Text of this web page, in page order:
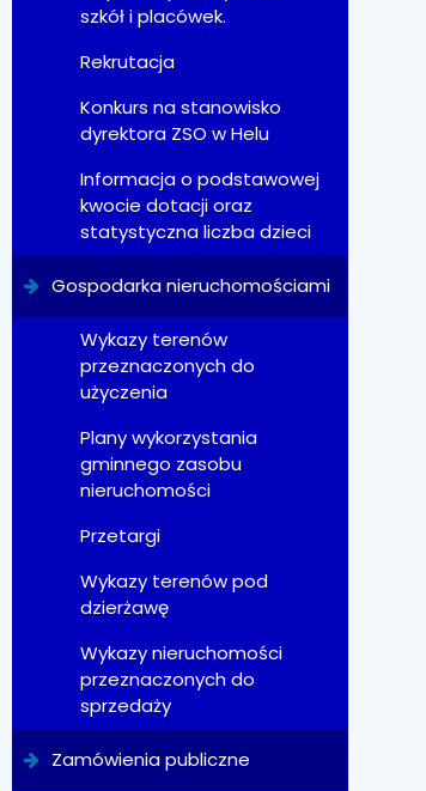
szkół i placówek.
Rekrutacja
Konkurs na stanowisko
dyrektora ZSO w Helu
Informacja o podstawowej
kwocie dotacji oraz
statystyczna liczba dzieci
Gospodarka nieruchomościami
Wykazy terenów
przeznaczonych do
użyczenia
Plany wykorzystania
gminnego zasobu
nieruchomości
Przetargi
Wykazy terenów pod
dzierżawę
Wykazy nieruchomości
przeznaczonych do
sprzedaży
Zamówienia publiczne